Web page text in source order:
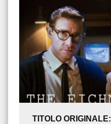
TITOLO ORIGINALE: